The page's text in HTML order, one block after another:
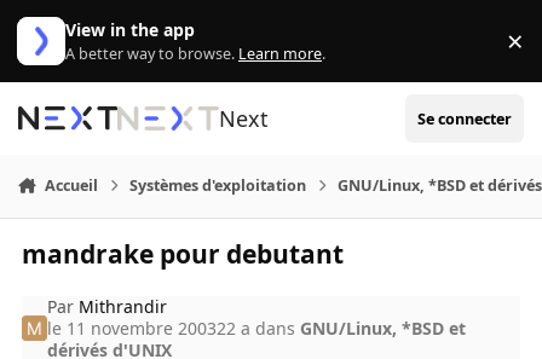
Aller au contenu
View in the app
A better way to browse. Learn more. ×
Next Se connecter
Accueil Systèmes d'exploitation GNU/Linux, *BSD et
mandrake pour debutant
Par Mithrandir
le 11 novembre 200322 a dans GNU/Linux, *BSD et
dérivés d'UNIX